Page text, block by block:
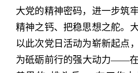
大党的精神密码，进一步筑
精神之钙、把稳思想之舵。
以此次党日活动为崭新起点
为砥砺前行的强大动力——